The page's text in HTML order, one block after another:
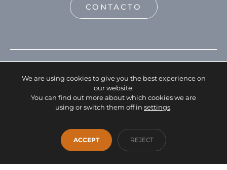
CONTACTO
EMPRESA SERVICIOS
PRODUCTOS
OUTLET
CONTACTO
info@fontanamobiliario.com941 36 93 00
We are using cookies to give you the best experience on
our website.
You can find out more about which cookies we are
using or switch them off in settings.
ACCEPT REJECT